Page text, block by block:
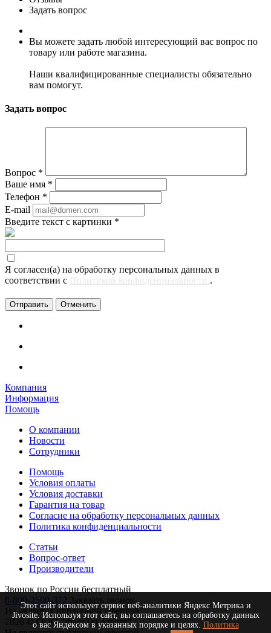
Задать вопрос
Вы можете задать любой интересующий вас вопрос по
товару или работе магазина.
Наши квалифицированные специалисты обязательно
вам помогут.
Задать вопрос
Вопрос *
Ваше имя *
Телефон *
E-mail
Введите текст с картинки *
Я согласен(а) на обработку персональных данных в
соответствии с Политикой конфиденциальности .
Отменить
Компания
Информация
Помощь
О компании
Новости
Сотрудники
Помощь
Условия оплаты
Условия доставки
Гарантия на товар
Согласие на обработку персональных данных
Политика конфиденциальности
Статьи
Вопрос-ответ
Производители
Звонок по России бесплатный
8-800-2500-372
Заказать звонок
Не является публичной офертой
2026 © ООО "ФастТех Групп"
Этот сайт использует сервис веб-аналитики Яндекс Метрика и
Jivosite. Используя этот сайт, вы соглашаетесь на обработку данных
о вас Яндексом в указанных порядке и целях. Политика